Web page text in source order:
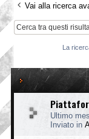
Vai alla ricerca
La
Ultimo
Inviato in